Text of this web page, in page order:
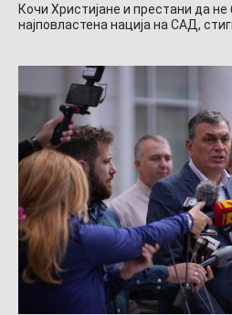
Кочи Христијане и престани да
најповластена нација на САД,